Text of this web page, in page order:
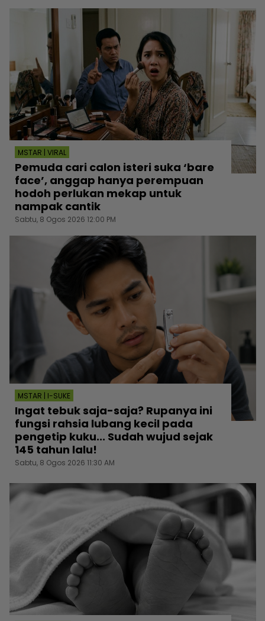
MSTAR | VIRAL
Pemuda cari calon isteri suka ‘bare
face’, anggap hanya perempuan
hodoh perlukan mekap untuk
nampak cantik
Sabtu, 8 Ogos 2026 12:00 PM
MSTAR | I-SUKE
Ingat tebuk saja-saja? Rupanya ini
fungsi rahsia lubang kecil pada
pengetip kuku... Sudah wujud sejak
145 tahun lalu!
Sabtu, 8 Ogos 2026 11:30 AM